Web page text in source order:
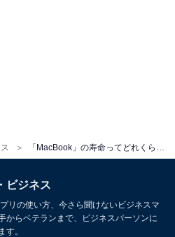
「MacBook」の寿命ってどれくらいですか？【パソコンのプロが解説】
ビジネス
リの使い方、今さら聞けないビジネスマ
からベテランまで、ビジネスパーソンに
す。